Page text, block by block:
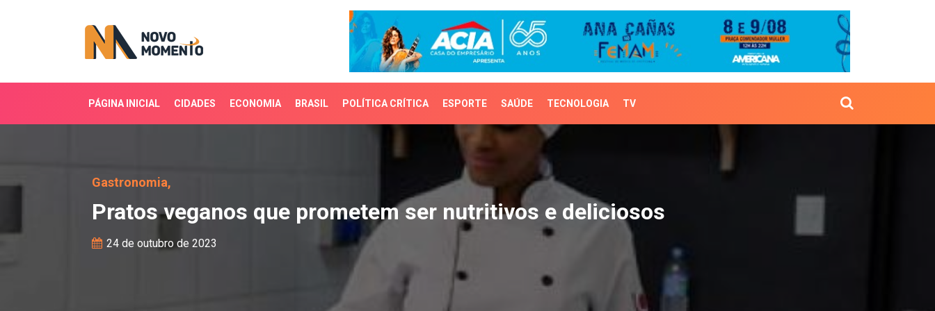
PÁGINA INICIAL CIDADES ECONOMIA BRASIL POLÍTICA CRÍTICA ESPORTE SAÚDE TECNOLOGIA TV
Pratos veganos que prometem ser nutritivos e deliciosos
Gastronomia,
Pratos veganos que prometem ser nutritivos e deliciosos
24 de outubro de 2023